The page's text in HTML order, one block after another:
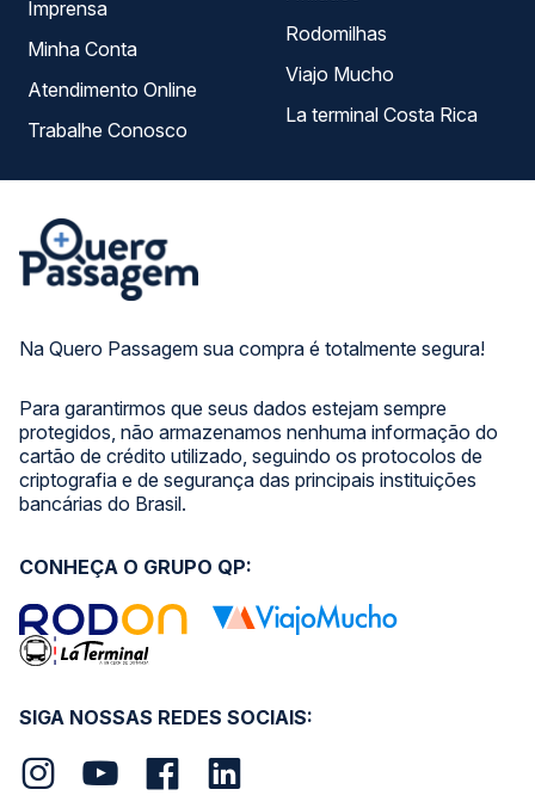
Na Quero Passagem sua compra é totalmente segura!
Para garantirmos que seus dados estejam sempre
protegidos, não armazenamos nenhuma informação do
cartão de crédito utilizado, seguindo os protocolos de
criptografia e de segurança das principais instituições
bancárias do Brasil.
Imprensa
Minha Conta
Atendimento Online
Trabalhe Conosco
Rodomilhas
Viajo Mucho
La terminal Costa Rica
SIGA NOSSAS REDES SOCIAIS:
CONHEÇA O GRUPO QP: